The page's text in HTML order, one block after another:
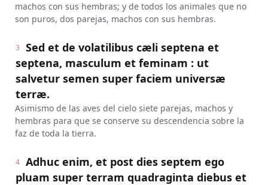
machos con sus hembras; y de todos los animales que no
son puros, dos parejas, machos con sus hembras.
3
Sed et de volatilibus cæli septena et
septena, masculum et feminam : ut
salvetur semen super faciem universæ
terræ.
Asimismo de las aves del cielo siete parejas, machos y
hembras para que se conserve su descendencia sobre la
faz de toda la tierra.
4
Adhuc enim, et post dies septem ego
pluam super terram quadraginta diebus et